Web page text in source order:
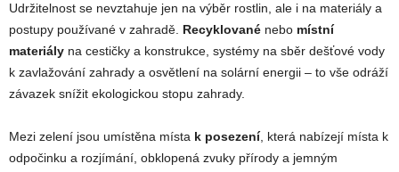
Udržitelnost se nevztahuje jen na výběr rostlin, ale i na materiály a
postupy používané v zahradě. Recyklované nebo místní
materiály na cestičky a konstrukce, systémy na sběr dešťové vody
k zavlažování zahrady a osvětlení na solární energii – to vše odráží
závazek snížit ekologickou stopu zahrady.
Mezi zelení jsou umístěna místa k posezení, která nabízejí místa k
odpočinku a rozjímání, obklopená zvuky přírody a jemným